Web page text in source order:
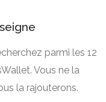
parmi les 12
Vous ne la
la rajouterons.